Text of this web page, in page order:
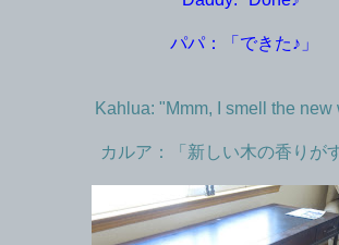
パパ：「できた♪」
Kahlua: "Mmm, I smell the new
カルア：「新しい木の香りが